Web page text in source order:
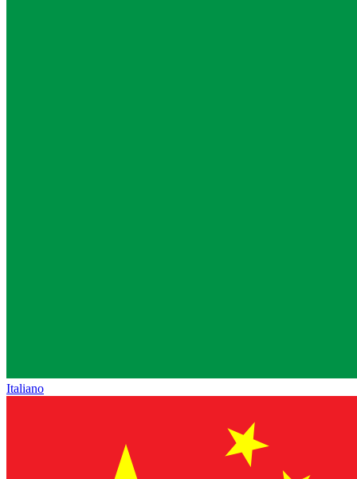
Italiano